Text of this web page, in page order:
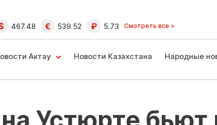
467.48 539.52 5.73 Смотреть все >
Актау Новости Казахстана Народные